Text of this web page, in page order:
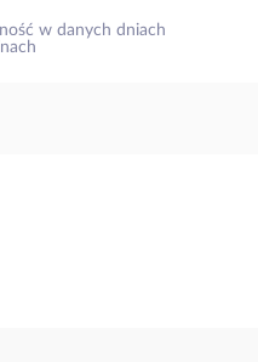
w danych dniach